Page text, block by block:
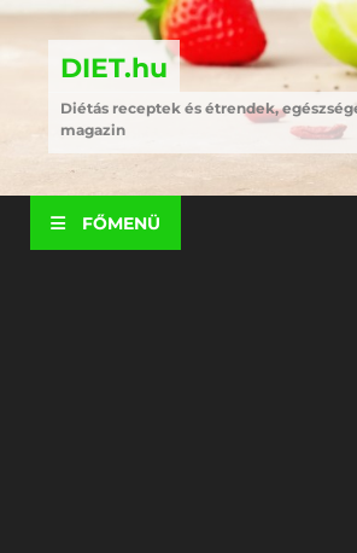
DIET.hu
Diétás receptek és étrendek,
magazin
FŐMENÜ